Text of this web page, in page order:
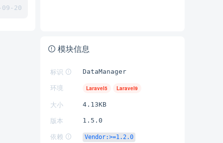
09-20
模块信息
标识 DataManager
环境 Laravel5 Laravel9
大小 4.13KB
版本 1.5.0
依赖 Vendor:>=1.2.0